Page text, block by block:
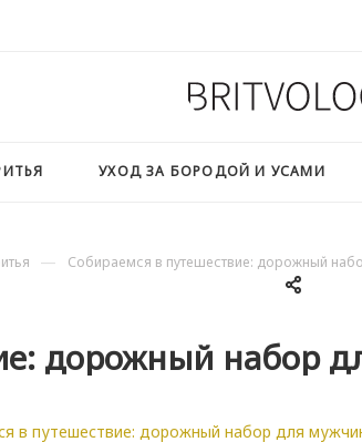
УХОД ЗА БОРОДОЙ И УСАМИ
— Собираемся в путешествие: дорожный
дорожный набор